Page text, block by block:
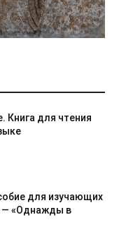
Книга для чтения
для изучающих
— «Однажды в